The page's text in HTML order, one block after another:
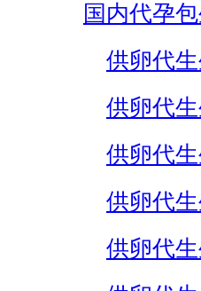
国内代孕
供卵代
供卵代
供卵代
供卵代
供卵代